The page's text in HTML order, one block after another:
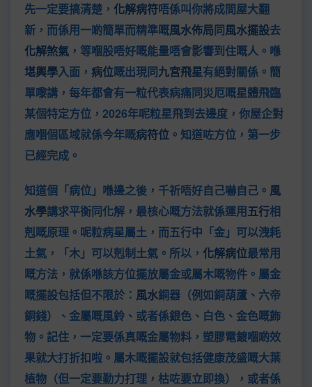
先一定要搞清楚， 化解病符唔係叫你將成間屋大翻
新，而係用一啲簡單而精準嘅風水佈局同風水擺設去
化解煞氣 ，等嗰股唔好嘅能量唔會影響到住嘅人。喺
堪輿學入面， 病位嘅出現同九宮飛星有絕對關係。簡
單嚟講，每年都會有一粒代表病痛同災厄嘅星體飛臨
某個特定方位，2026年呢粒星飛到去邊度，你屋企對
應嗰個區域就係今年嘅病符位 。知道咗方位，第一步
已經完成。
知道個「病位」喺邊之後，千祈唔好自己嚇自己。 風
水學講求平衡同化解，最核心嘅方法就係運用五行相
剋嘅原理。呢粒病星屬土，而五行中「金」可以洩耗
土氣，「木」可以剋制土氣。所以， 化解病位最常用
嘅方法，就係喺該方位擺放屬金或屬木嘅物件。屬金
嘅擺設包括但不限於： 風水銅器（例如銅葫蘆、六帝
銅錢）、金屬嘅風鈴、或者係銀色、白色、金色嘅飾
物。記住，一定要係真嘅金屬物料，塑膠電鍍嗰啲效
果就大打折扣啦。屬木嘅擺設就包括健康茂盛嘅大葉
植物（但一定要勤力打理，枯咗要立即換），或者係